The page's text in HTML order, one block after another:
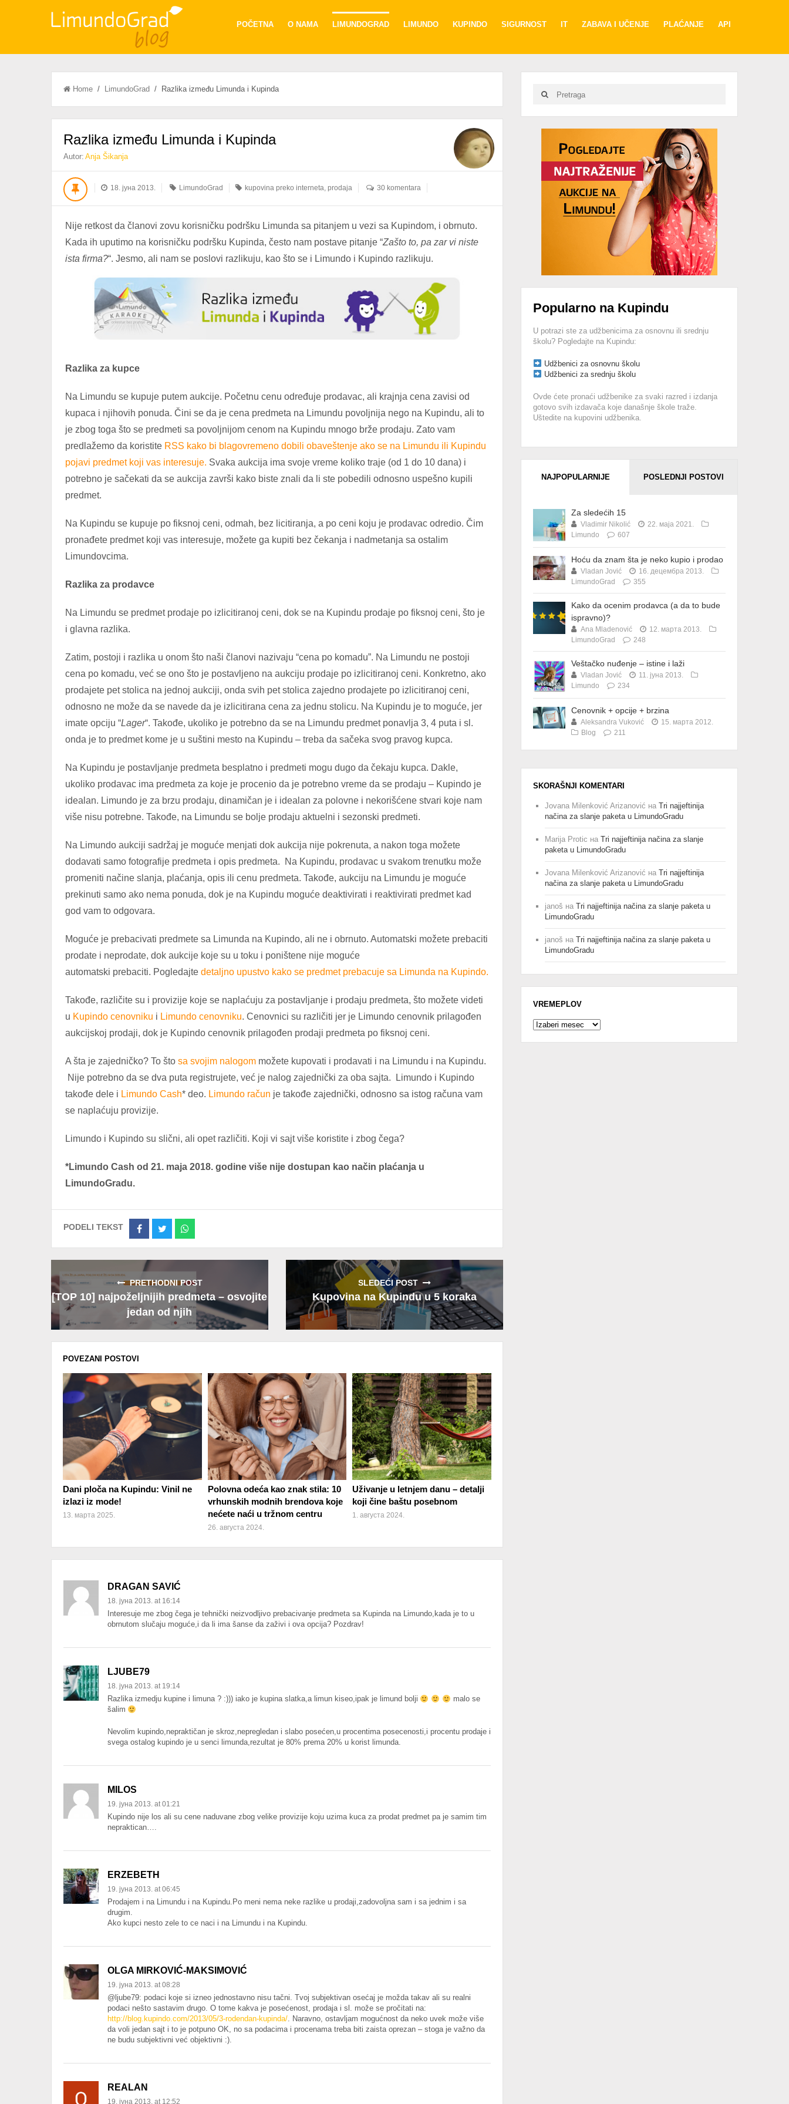
POČETNA O NAMA LIMUNDOGRAD LIMUNDO KUPINDO SIGURNOST IT ZABAVA I UČENJE PLAĆANJE API
Home / LimundoGrad / Razlika između Limunda i Kupinda
Razlika između Limunda i Kupinda
Autor: Anja Šikanja
18. јуна 2013. LimundoGrad kupovina preko interneta, prodaja 30 komentara
Nije retkost da članovi zovu korisničku podršku Limunda sa pitanjem u vezi sa Kupindom, i obrnuto.
Kada ih uputimo na korisničku podršku Kupinda, često nam postave pitanje “Zašto to, pa zar vi niste
ista firma?“. Jesmo, ali nam se poslovi razlikuju, kao što se i Limundo i Kupindo razlikuju.
Razlika za kupce
Na Limundu se kupuje putem aukcije. Početnu cenu određuje prodavac, ali krajnja cena zavisi od
kupaca i njihovih ponuda. Čini se da je cena predmeta na Limundu povoljnija nego na Kupindu, ali to
je zbog toga što se predmeti sa povoljnijom cenom na Kupindu mnogo brže prodaju. Zato vam
predlažemo da koristite RSS kako bi blagovremeno dobili obaveštenje ako se na Limundu ili Kupindu
pojavi predmet koji vas interesuje. Svaka aukcija ima svoje vreme koliko traje (od 1 do 10 dana) i
potrebno je sačekati da se aukcija završi kako biste znali da li ste pobedili odnosno uspešno kupili
predmet.
Na Kupindu se kupuje po fiksnoj ceni, odmah, bez licitiranja, a po ceni koju je prodavac odredio. Čim
pronađete predmet koji vas interesuje, možete ga kupiti bez čekanja i nadmetanja sa ostalim
Limundovcima.
Razlika za prodavce
Na Limundu se predmet prodaje po izlicitiranoj ceni, dok se na Kupindu prodaje po fiksnoj ceni, što je
i glavna razlika.
Zatim, postoji i razlika u onom što naši članovi nazivaju “cena po komadu”. Na Limundu ne postoji
cena po komadu, već se ono što je postavljeno na aukciju prodaje po izlicitiranoj ceni. Konkretno, ako
prodajete pet stolica na jednoj aukciji, onda svih pet stolica zajedno prodajete po izlicitiranoj ceni,
odnosno ne može da se navede da je izlicitirana cena za jednu stolicu. Na Kupindu je to moguće, jer
imate opciju “Lager“. Takođe, ukoliko je potrebno da se na Limundu predmet ponavlja 3, 4 puta i sl.
onda je to predmet kome je u suštini mesto na Kupindu – treba da sačeka svog pravog kupca.
Na Kupindu je postavljanje predmeta besplatno i predmeti mogu dugo da čekaju kupca. Dakle,
ukoliko prodavac ima predmeta za koje je procenio da je potrebno vreme da se prodaju – Kupindo je
idealan. Limundo je za brzu prodaju, dinamičan je i idealan za polovne i nekorišćene stvari koje nam
više nisu potrebne. Takođe, na Limundu se bolje prodaju aktuelni i sezonski predmeti.
Na Limundo aukciji sadržaj je moguće menjati dok aukcija nije pokrenuta, a nakon toga možete
dodavati samo fotografije predmeta i opis predmeta. Na Kupindu, prodavac u svakom trenutku može
promeniti načine slanja, plaćanja, opis ili cenu predmeta. Takođe, aukciju na Limundu je moguće
prekinuti samo ako nema ponuda, dok je na Kupindu moguće deaktivirati i reaktivirati predmet kad
god vam to odgovara.
Moguće je prebacivati predmete sa Limunda na Kupindo, ali ne i obrnuto. Automatski možete prebaciti
prodate i neprodate, dok aukcije koje su u toku i poništene nije moguće
automatski prebaciti. Pogledajtedetaljno upustvo kako se predmet prebacuje sa Limunda na Kupindo.
Takođe, različite su i provizije koje se naplaćuju za postavljanje i prodaju predmeta, što možete videti
u Kupindo cenovniku i Limundo cenovniku. Cenovnici su različiti jer je Limundo cenovnik prilagođen
aukcijskoj prodaji, dok je Kupindo cenovnik prilagođen prodaji predmeta po fiksnoj ceni.
A šta je zajedničko? To štosa svojim nalogom možete kupovati i prodavati i na Limundu i na Kupindu.
Nije potrebno da se dva puta registrujete, već je nalog zajednički za oba sajta. Limundo i Kupindo
takođe dele i Limundo Cash* deo. Limundo račun je takođe zajednički, odnosno sa istog računa vam
se naplaćuju provizije.
Limundo i Kupindo su slični, ali opet različiti. Koji vi sajt više koristite i zbog čega?
*Limundo Cash od 21. maja 2018. godine više nije dostupan kao način plaćanja u
LimundoGradu.
PODELI TEKST
Share
Facebook
Share
TwitterWhatsapp
PRETHODNI POST
[TOP 10] najpoželjnijih predmeta – osvojite
jedan od njih
SLEDEĆI POST
Kupovina na Kupindu u 5 koraka
POVEZANI POSTOVI
Dani ploča na Kupindu: Vinil ne
izlazi iz mode!
13. марта 2025.
Polovna odeća kao znak stila: 10
vrhunskih modnih brendova koje
nećete naći u tržnom centru
26. августа 2024.
Uživanje u letnjem danu – detalji
koji čine baštu posebnom
1. августа 2024.
DRAGAN SAVIĆ
18. јуна 2013. at 16:14
Interesuje me zbog čega je tehnički neizvodljivo prebacivanje predmeta sa Kupinda na Limundo,kada je to u
obrnutom slučaju moguće,i da li ima šanse da zaživi i ova opcija? Pozdrav!
LJUBE79
18. јуна 2013. at 19:14
Razlika izmedju kupine i limuna ? :))) iako je kupina slatka,a limun kiseo,ipak je limund bolji
malo se
šalim
Nevolim kupindo,nepraktičan je skroz,nepregledan i slabo posećen,u procentima posecenosti,i procentu prodaje i
svega ostalog kupindo je u senci limunda,rezultat je 80% prema 20% u korist limunda.
MILOS
19. јуна 2013. at 01:21
Kupindo nije los ali su cene naduvane zbog velike provizije koju uzima kuca za prodat predmet pa je samim tim
nepraktican….
ERZEBETH
19. јуна 2013. at 06:45
Prodajem i na Limundu i na Kupindu.Po meni nema neke razlike u prodaji,zadovoljna sam i sa jednim i sa
drugim.
Ako kupci nesto zele to ce naci i na Limundu i na Kupindu.
OLGA MIRKOVIĆ-MAKSIMOVIĆ
19. јуна 2013. at 08:28
@ljube79: podaci koje si izneo jednostavno nisu tačni. Tvoj subjektivan osećaj je možda takav ali su realni
podaci nešto sastavim drugo. O tome kakva je posećenost, prodaja i sl. može se pročitati na:
http://blog.kupindo.com/2013/05/3-rodendan-kupinda/. Naravno, ostavljam mogućnost da neko uvek može više
da voli jedan sajt i to je potpuno OK, no sa podacima i procenama treba biti zaista oprezan – stoga je važno da
ne budu subjektivni već objektivni :).
REALAN
19. јуна 2013. at 12:52
for:
Search
Popularno na Kupindu
U potrazi ste za udžbenicima za osnovnu ili srednju
školu? Pogledajte na Kupindu:
Udžbenici za osnovnu školu
Udžbenici za srednju školu
Ovde ćete pronaći udžbenike za svaki razred i izdanja
gotovo svih izdavača koje današnje škole traže.
Uštedite na kupovini udžbenika.
NAJPOPULARNIJE POSLEDNJI POSTOVI
Za sledećih 15
Vladimir Nikolić
22. маја 2021.
Limundo
607
Hoću da znam šta je neko kupio i prodao
Vladan Jović
16. децембра 2013.
LimundoGrad
355
Kako da ocenim prodavca (a da to bude
ispravno)?
Ana Mladenović
12. марта 2013.
LimundoGrad
248
Veštačko nuđenje – istine i laži
Vladan Jović
11. јуна 2013.
Limundo
234
Cenovnik + opcije + brzina
Aleksandra Vuković
15. марта 2012.
Blog
211
SKORAŠNJI KOMENTARI
Jovana Milenković Arizanović наTri najjeftinija
načina za slanje paketa u LimundoGradu
Marija Protic наTri najjeftinija načina za slanje
paketa u LimundoGradu
Jovana Milenković Arizanović наTri najjeftinija
načina za slanje paketa u LimundoGradu
janoš наTri najjeftinija načina za slanje paketa u
LimundoGradu
janoš наTri najjeftinija načina za slanje paketa u
LimundoGradu
VREMEPLOV
Vremeplov